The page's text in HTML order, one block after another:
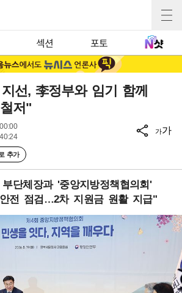
섹션 포토
선, 李정부와 임기 함께
저"
추가
가가
단체장과 '중앙지방정책협의회'
전 점검…2차 지원금 원활 지급"